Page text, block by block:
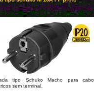
tipo Schuko Macho para
sem terminal.